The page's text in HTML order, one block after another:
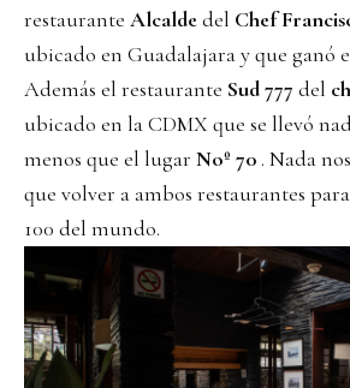
restaurante Alcaldedel Chef
ubicado en Guadalajara y que ganó
Además el restaurante Sud 777 del
ubicado en la CDMX que se llevó
menos que el lugar Noº 70. Nada
que volver a ambos restaurantes
100 del mundo.